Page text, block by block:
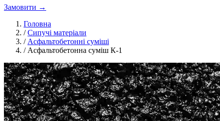
Замовити →
Головна
/ Сипучі матеріали
/ Асфальтобетонні суміші
/ Асфальтобетонна суміш К-1